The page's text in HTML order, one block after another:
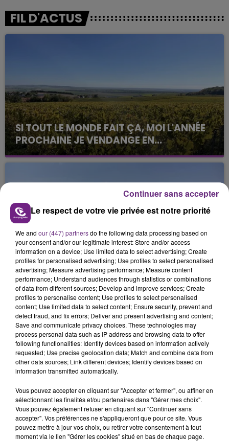
FIL D'ACTUS
SI TOUT LE MONDE FAIT ÇA, MOI L'ANNÉE
PROCHAINE JE VENDANGE EN...
La vendange en Champagne a débuté ce jeudi 6
août dans la commune de Montgueux (Aube). Du
L'INSPECTION DU TRAVAIL RAPPELLE À
L'ORDRE SUR LES CONDITIONS DE...
Alors que les dates de début des vendange 2026
s'est avéré être plus précoce que prévu,
l'inspection du Travail en profite pour rappeler
les conditions de...
TITRES DIFFUSÉS
4h56
4h56 4h54
4h54
Le respect de votre vie privée est notre priorité
We and our (447) partnersdo the following data processing based on
your consent and/or our legitimate interest: Store and/or access
information on a device; Use limited data to select advertising; Create
profiles for personalised advertising; Use profiles to select personalised
advertising; Measure advertising performance; Measure content
performance; Understand audiences through statistics or combinations
of data from different sources; Develop and improve services; Create
profiles to personalise content; Use profiles to select personalised
content; Use limited data to select content; Ensure security, prevent and
detect fraud, and fix errors; Deliver and present advertising and content;
Save and communicate privacy choices. These technologies may
process personal data such as IP address and browsing data to offer
following functionalities: Identify devices based on information actively
requested; Use precise geolocation data; Match and combine data from
other data sources; Link different devices; Identify devices based on
information transmitted automatically.
Vous pouvez accepter en cliquant sur "Accepter et fermer", ou affiner en
sélectionnant les finalités et/ou partenaires dans "Gérer mes choix".
Vous pouvez également refuser en cliquant sur "Continuer sans
accepter". Vos préférences ne s'appliqueront que pour ce site. Vous
pouvez mettre à jour vos choix, ou retirer votre consentement à tout
moment via le lien "Gérer les cookies" situé en bas de chaque page.
Continuer sans accepter